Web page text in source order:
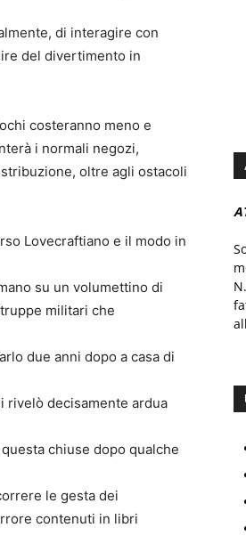
di interagire con
del divertimento in
costeranno meno e
i normali negozi,
oltre agli ostacoli
Lovecraftiano e il modo in
su un volumettino di
militari che
due anni dopo a casa di
rivelò decisamente ardua
chiuse dopo qualche
le gesta dei
contenuti in libri